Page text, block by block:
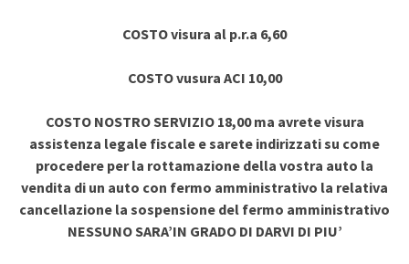
COSTO visura al p.r.a 6,60
COSTO vusura ACI 10,00
COSTO NOSTRO SERVIZIO 18,00 ma avrete visura
assistenza legale fiscale e sarete indirizzati su come
procedere per la rottamazione della vostra auto la
vendita di un auto con fermo amministrativo la relativa
cancellazione la sospensione del fermo amministrativo
NESSUNO SARA’IN GRADO DI DARVI DI PIU’